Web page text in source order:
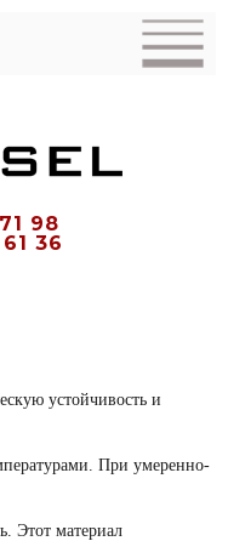
98
36
устойчивость и
При умеренно-
Этот материал